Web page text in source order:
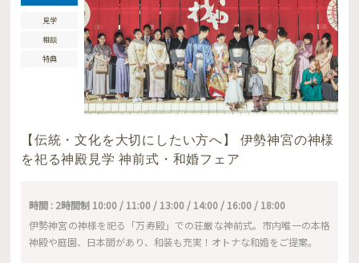
見学
相談
特典
【伝統・文化を大切にしたい方へ】 伊勢神宮の神様
を祀る神殿見学 神前式・和婚フェア
時間 : 2時間制 10:00 / 11:00 / 13:00 / 14:00 / 16:00 / 18:00
伊勢神宮の神様を祀る「万寿殿」での荘厳な神前式。市内唯一の本格
神殿や庭園、日本間があり、和装も充実！オトナな和婚をご提案。